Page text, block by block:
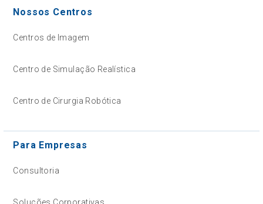
Nossos Centros
Centros de Imagem
Centro de Simulação Realística
Centro de Cirurgia Robótica
Para Empresas
Consultoria